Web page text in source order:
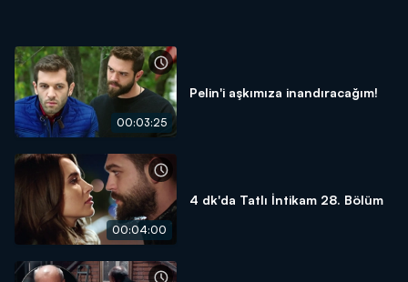
00:03:25
Pelin'i aşkımıza inandıracağım!
00:04:00
4 dk'da Tatlı İntikam 28. Bölüm